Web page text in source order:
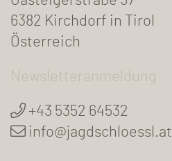
6382 Kirchdorf in Tirol
Österreich
Newsletteranmeldung
+43 5352 64532
info@jagdschloessl.at